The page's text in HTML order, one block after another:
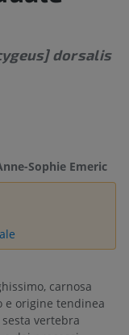
dorsalis
Sophie Emeric
carnosa
e origine tendinea
vertebra